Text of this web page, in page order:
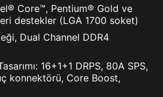
Core™, Pentium® Gold ve
destekler (LGA 1700 soket)
Dual Channel DDR4
16+1+1 DRPS, 80A SPS,
konnektörü, Core Boost,